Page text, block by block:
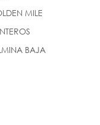
MILE
BAJA